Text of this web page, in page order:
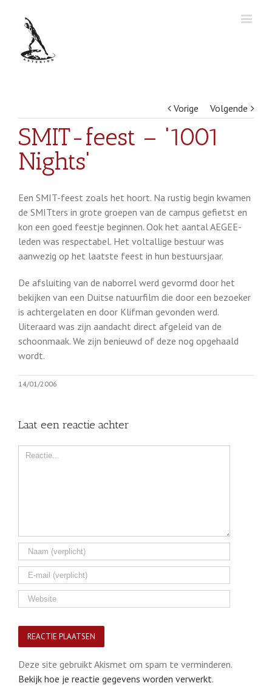
Vorige Volgende
SMIT-feest – '1001
Nights'
Een SMIT-feest zoals het hoort. Na rustig begin kwamen
de SMITters in grote groepen van de campus gefietst en
kon een goed feestje beginnen. Ook het aantal AEGEE-
leden was respectabel. Het voltallige bestuur was
aanwezig op het laatste feest in hun bestuursjaar.
De afsluiting van de naborrel werd gevormd door het
bekijken van een Duitse natuurfilm die door een bezoeker
is achtergelaten en door Klifman gevonden werd.
Uiteraard was zijn aandacht direct afgeleid van de
schoonmaak. We zijn benieuwd of deze nog opgehaald
wordt.
14/01/2006
Laat een reactie achter
Comment
Deze site gebruikt Akismet om spam te verminderen.
Bekijk hoe je reactie gegevens worden verwerkt.